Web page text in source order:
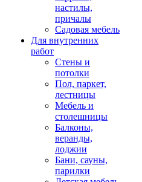
настилы,
причалы
Садовая мебель
Для внутренних
работ
Стены и
потолки
Пол, паркет,
лестницы
Мебель и
столешницы
Балконы,
веранды,
лоджии
Бани, сауны,
парилки